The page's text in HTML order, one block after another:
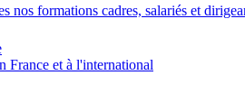
nos formations cadres, salariés et
France et à l'international